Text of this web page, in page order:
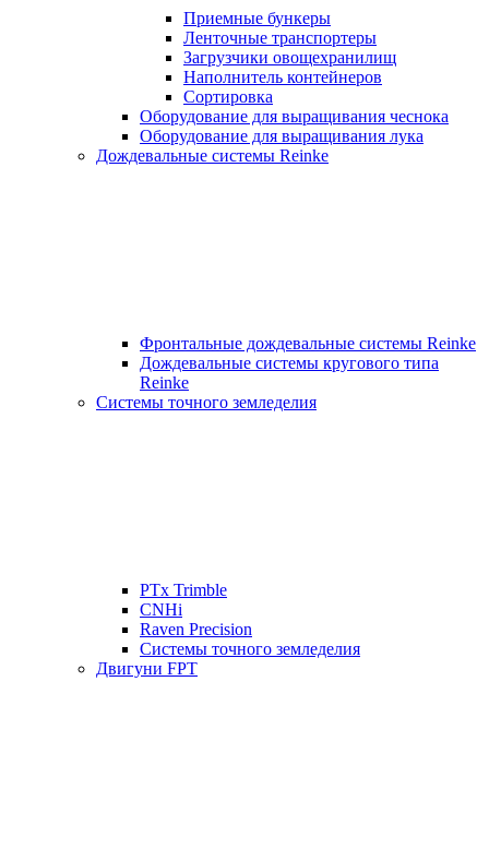
Приемные бункеры
Ленточные транспортеры
Загрузчики овощехранилищ
Наполнитель контейнеров
Сортировка
Оборудование для выращивания чеснока
Оборудование для выращивания лука
Дождевальные системы Reinke
Фронтальные дождевальные системы Reinke
Дождевальные системы кругового типа
Reinke
Системы точного земледелия
PTx Trimble
CNHi
Raven Precision
Системы точного земледелия
Двигуни FPT